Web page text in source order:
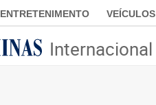
ENTRETENIMENTO VEÍCULOS
Internacional